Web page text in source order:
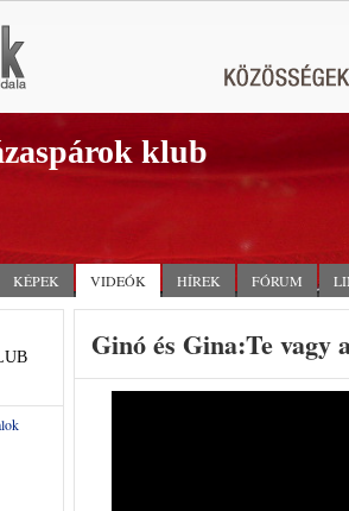
klub
KÉPEK VIDEÓK HÍREK FÓRUM
Ginó és Gina:Te vagy